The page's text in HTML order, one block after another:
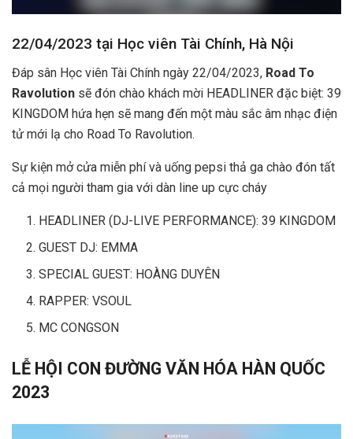
22/04/2023 tại Học viên Tài Chính, Hà Nội
Đáp sân Học viên Tài Chính ngày 22/04/2023, Road To
Ravolution sẽ đón chào khách mời HEADLINER đặc biệt: 39
KINGDOM hứa hẹn sẽ mang đến một màu sắc âm nhạc điện
tử mới lạ cho Road To Ravolution.
Sự kiện mở cửa miễn phí và uống pepsi thả ga chào đón tất
cả mọi người tham gia với dàn line up cực cháy
HEADLINER (DJ-LIVE PERFORMANCE): 39 KINGDOM
GUEST DJ: EMMA
SPECIAL GUEST: HOÀNG DUYÊN
RAPPER: VSOUL
MC CONGSON
LỄ HỘI CON ĐƯỜNG VĂN HÓA HÀN QUỐC
2023